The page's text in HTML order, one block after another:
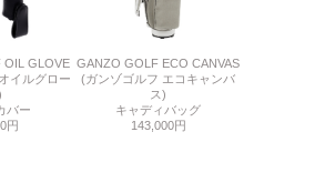
OIL GLOVE
イルグロー
バー
円
GANZO GOLF ECO CANVAS
(ガンゾゴルフ エコキャンバ
ス)
キャディバッグ
143,000円